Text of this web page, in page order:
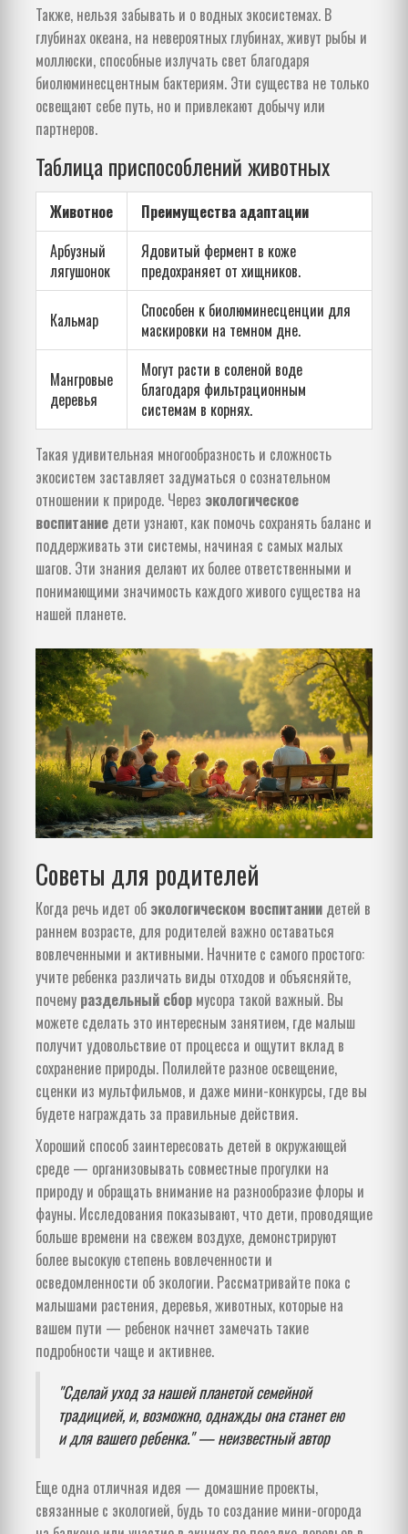
Также, нельзя забывать и о водных экосистемах. В
глубинах океана, на невероятных глубинах, живут рыбы и
моллюски, способные излучать свет благодаря
биолюминесцентным бактериям. Эти существа не только
освещают себе путь, но и привлекают добычу или
партнеров.
Таблица приспособлений животных
Животное
Преимущества адаптации
Арбузный
лягушонок
Ядовитый фермент в коже
предохраняет от хищников.
Кальмар
Способен к биолюминесценции для
маскировки на темном дне.
Мангровые
деревья
Могут расти в соленой воде
благодаря фильтрационным
системам в корнях.
Такая удивительная многообразность и сложность
экосистем заставляет задуматься о сознательном
отношении к природе. Через экологическое
воспитание дети узнают, как помочь сохранять баланс и
поддерживать эти системы, начиная с самых малых
шагов. Эти знания делают их более ответственными и
понимающими значимость каждого живого существа на
нашей планете.
Советы для родителей
Когда речь идет об экологическом воспитании детей в
раннем возрасте, для родителей важно оставаться
вовлеченными и активными. Начните с самого простого:
учите ребенка различать виды отходов и объясняйте,
почему раздельный сбор мусора такой важный. Вы
можете сделать это интересным занятием, где малыш
получит удовольствие от процесса и ощутит вклад в
сохранение природы. Полилейте разное освещение,
сценки из мультфильмов, и даже мини-конкурсы, где вы
будете награждать за правильные действия.
Хороший способ заинтересовать детей в окружающей
среде — организовывать совместные прогулки на
природу и обращать внимание на разнообразие флоры и
фауны. Исследования показывают, что дети, проводящие
больше времени на свежем воздухе, демонстрируют
более высокую степень вовлеченности и
осведомленности об экологии. Рассматривайте пока с
малышами растения, деревья, животных, которые на
вашем пути — ребенок начнет замечать такие
подробности чаще и активнее.
"Сделай уход за нашей планетой семейной
традицией, и, возможно, однажды она станет ею
и для вашего ребенка." — неизвестный автор
Еще одна отличная идея — домашние проекты,
связанные с экологией, будь то создание мини-огорода